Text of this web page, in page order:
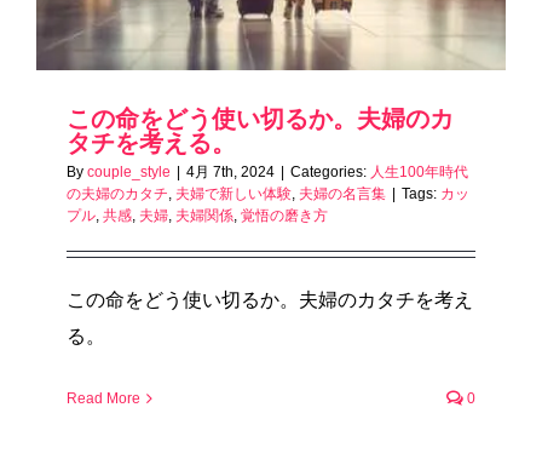
この命をどう使い切るか。夫婦のカ
タチを考える。
By couple_style 4月 7th, 2024 Categories: 人生100年時代
の夫婦のカタチ, 夫婦で新しい体験, 夫婦の名言集 Tags: カッ
プル, 共感, 夫婦, 夫婦関係, 覚悟の磨き方
この命をどう使い切るか。夫婦のカタチを考え
る。
Read More 0